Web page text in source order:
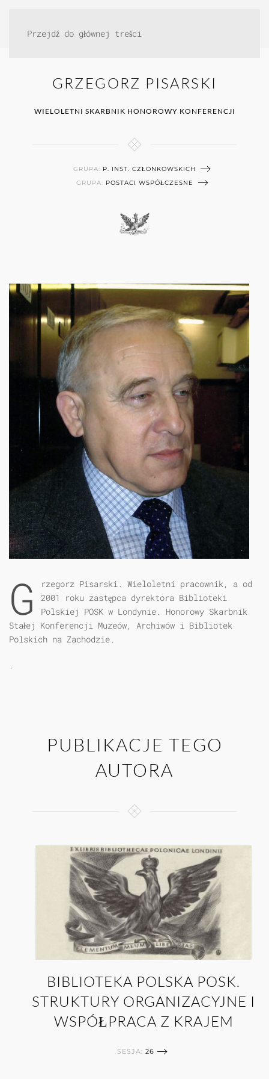
Przejdź do głównej treści
GRZEGORZ PISARSKI
WIELOLETNI SKARBNIK HONOROWY KONFERENCJI
GRUPA: P. INST. CZŁONKOWSKICH
GRUPA: POSTACI WSPÓŁCZESNE
G
rzegorz Pisarski. Wieloletni pracownik, a od
2001 roku zastępca dyrektora Biblioteki
Polskiej POSK w Londynie. Honorowy Skarbnik
Stałej Konferencji Muzeów, Archiwów i Bibliotek
Polskich na Zachodzie.
.
PUBLIKACJE TEGO
AUTORA
BIBLIOTEKA POLSKA POSK.
STRUKTURY ORGANIZACYJNE I
WSPÓŁPRACA Z KRAJEM
SESJA: 26